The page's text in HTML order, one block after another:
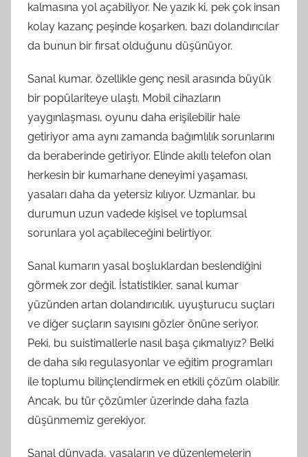
kalmasına yol açabiliyor. Ne yazık ki, pek çok insan
kolay kazanç peşinde koşarken, bazı dolandırıcılar
da bunun bir fırsat olduğunu düşünüyor.
Sanal kumar, özellikle genç nesil arasında büyük
bir popülariteye ulaştı. Mobil cihazların
yaygınlaşması, oyunu daha erişilebilir hale
getiriyor ama aynı zamanda bağımlılık sorunlarını
da beraberinde getiriyor. Elinde akıllı telefon olan
herkesin bir kumarhane deneyimi yaşaması,
yasaları daha da yetersiz kılıyor. Uzmanlar, bu
durumun uzun vadede kişisel ve toplumsal
sorunlara yol açabileceğini belirtiyor.
Sanal kumarın yasal boşluklardan beslendiğini
görmek zor değil. İstatistikler, sanal kumar
yüzünden artan dolandırıcılık, uyuşturucu suçları
ve diğer suçların sayısını gözler önüne seriyor.
Peki, bu suistimallerle nasıl başa çıkmalıyız? Belki
de daha sıkı regulasyonlar ve eğitim programları
ile toplumu bilinçlendirmek en etkili çözüm olabilir.
Ancak, bu tür çözümler üzerinde daha fazla
düşünmemiz gerekiyor.
Sanal dünyada, yasaların ve düzenlemelerin